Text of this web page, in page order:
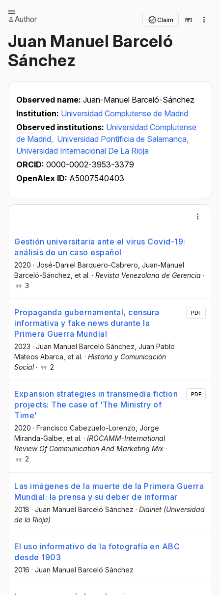
Author Claim
Juan Manuel Barceló
Sánchez
Observed name: Juan-Manuel Barceló-Sánchez
Institution: Universidad Complutense de Madrid
Observed institutions: Universidad Complutense
de Madrid, Universidad Pontificia de Salamanca,
Universidad Internacional De La Rioja
ORCID: 0000-0002-3953-3379
OpenAlex ID: A5007540403
Gestión universitaria ante el virus Covid-19:
análisis de un caso español
2020 · José-Daniel Barquero-Cabrero , Juan-Manuel
Barceló-Sánchez , et al. · Revista Venezolana de Gerencia ·
3
Propaganda gubernamental, censura
informativa y fake news durante la
Primera Guerra Mundial
2023 · Juan Manuel Barceló Sánchez , Juan Pablo
Mateos Abarca , et al. · Historia y Comunicación
Social· 2
PDF
Expansion strategies in transmedia fiction
projects: The case of ‘The Ministry of
Time’
2020 · Francisco Cabezuelo-Lorenzo , Jorge
Miranda-Galbe , et al. · IROCAMM-International
Review Of Communication And Marketing Mix ·
2
PDF
Las imágenes de la muerte de la Primera Guerra
Mundial: la prensa y su deber de informar
2018 · Juan Manuel Barceló Sánchez · Dialnet (Universidad
de la Rioja)
El uso informativo de la fotografía en ABC
desde 1903
2016 · Juan Manuel Barceló Sánchez